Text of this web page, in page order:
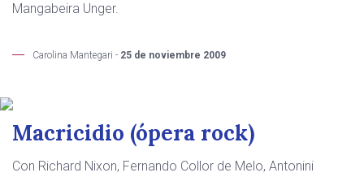
Mangabeira Unger.
Carolina Mantegari - 25 de noviembre 2009
Macricidio (ópera rock)
Con Richard Nixon, Fernando Collor de Melo, Antonini